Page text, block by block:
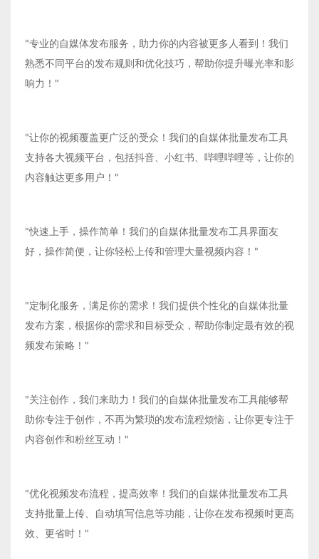
"专业的自媒体发布服务，助力你的内容被更多人看到！我们
熟悉不同平台的发布规则和优化技巧，帮助你提升曝光率和影
响力！"
"让你的视频覆盖更广泛的受众！我们的自媒体批量发布工具
支持各大视频平台，包括抖音、小红书、哔哩哔哩等，让你的
内容触达更多用户！"
"快速上手，操作简单！我们的自媒体批量发布工具界面友
好，操作简便，让你轻松上传和管理大量视频内容！"
"定制化服务，满足你的需求！我们提供个性化的自媒体批量
发布方案，根据你的需求和目标受众，帮助你制定最有效的视
频发布策略！"
"关注创作，我们来助力！我们的自媒体批量发布工具能够帮
助你专注于创作，不再为繁琐的发布流程烦恼，让你更专注于
内容创作和粉丝互动！"
"优化视频发布流程，提高效率！我们的自媒体批量发布工具
支持批量上传、自动填写信息等功能，让你在发布视频时更高
效、更省时！"